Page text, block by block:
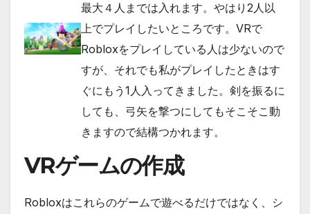
最大４人までは入れます。やはり2人以
上でプレイしたいところです。VRで
Robloxをプレイしている人は少ないので
すが、それでも私がプレイしたときはす
ぐにもう1人入ってきました。剣を振るに
しても、弓矢を撃つにしてもそこそこ動
きますので結構つかれます。
VRゲームの作成
Robloxはこれらのゲームで遊べるだけではなく、シ